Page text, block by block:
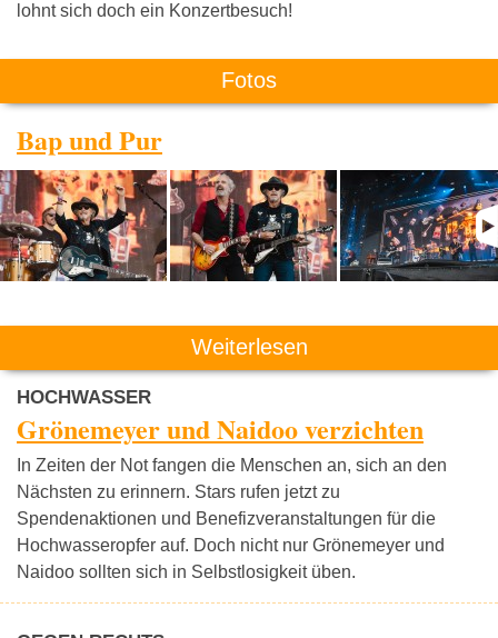
lohnt sich doch ein Konzertbesuch!
Fotos
Bap und Pur
Weiterlesen
HOCHWASSER
Grönemeyer und Naidoo verzichten
In Zeiten der Not fangen die Menschen an, sich an den
Nächsten zu erinnern. Stars rufen jetzt zu
Spendenaktionen und Benefizveranstaltungen für die
Hochwasseropfer auf. Doch nicht nur Grönemeyer und
Naidoo sollten sich in Selbstlosigkeit üben.